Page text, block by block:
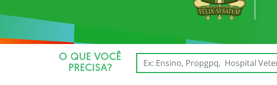
O QUE VOCÊ
PRECISA?